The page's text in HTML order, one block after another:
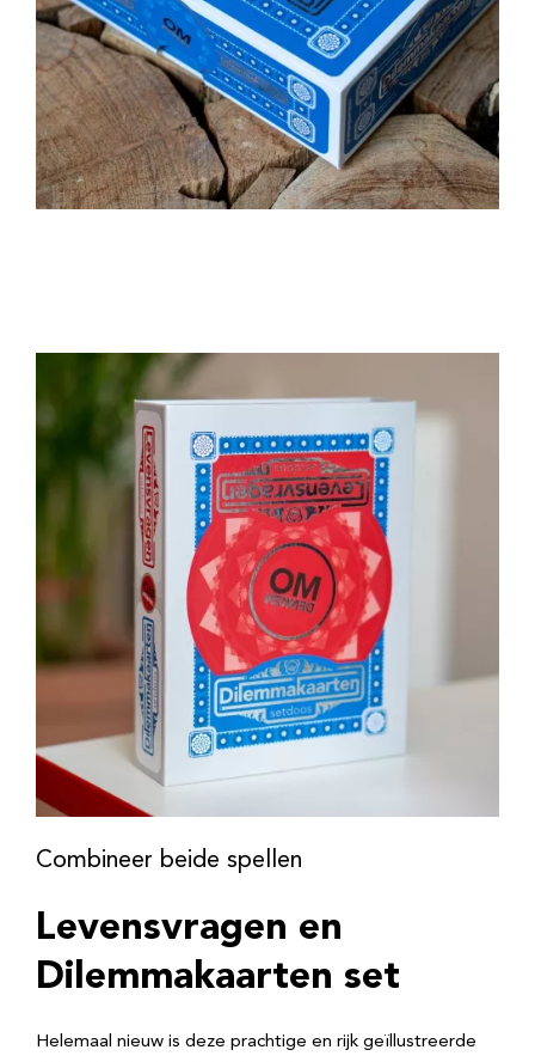
Combineer beide spellen
Levensvragen en
Dilemmakaarten set
Helemaal nieuw is deze prachtige en rijk geïllustreerde